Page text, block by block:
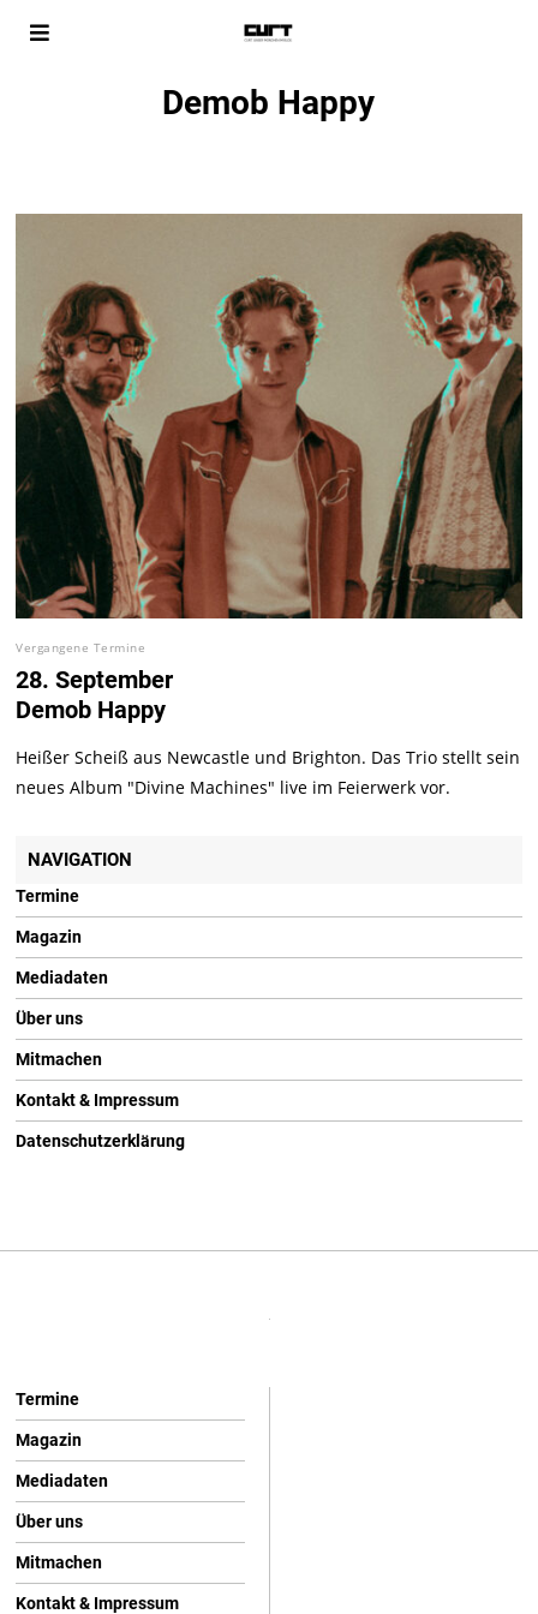
Demob Happy
Vergangene Termine
28. September
Demob Happy
Heißer Scheiß aus Newcastle und Brighton. Das Trio stellt sein
neues Album "Divine Machines" live im Feierwerk vor.
NAVIGATION
Termine
Magazin
Mediadaten
Über uns
Mitmachen
Kontakt & Impressum
Datenschutzerklärung
Termine
Magazin
Mediadaten
Über uns
Mitmachen
Kontakt & Impressum